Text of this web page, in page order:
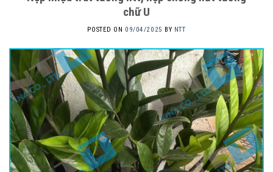
chữ U
POSTED ON 09/04/2025 BY NTT